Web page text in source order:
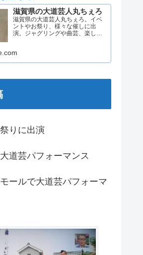
滋賀県の大道芸人丸ちぇろ
滋賀県の大道芸人丸ちぇろ。イベ
ントやお祭り、様々な催しに出
演。ジャグリングや曲芸、楽しい
りに出演
道芸パフォーマンス
ールで大道芸パフォーマ